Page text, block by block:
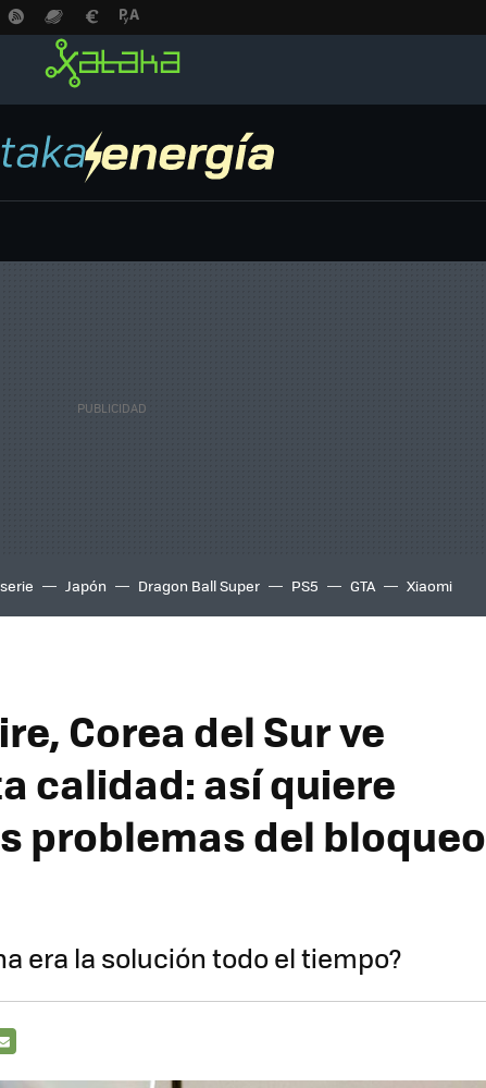
Japón Dragon Ball Super PS5 GTA Xiaomi
Corea del Sur ve
calidad: así quiere
problemas del bloqueo
era la solución todo el tiempo?